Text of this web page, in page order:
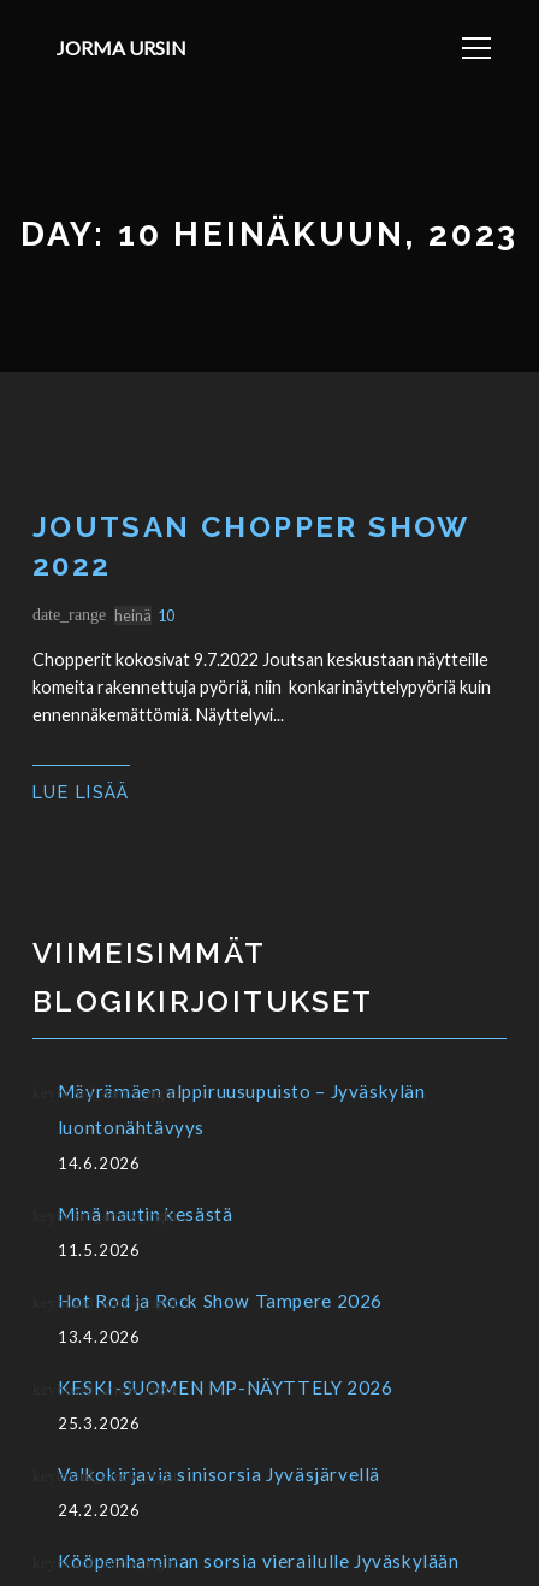
JORMA URSIN
DAY: 10 HEINÄKUUN, 2023
JOUTSAN CHOPPER SHOW
2022
date_range heinä 10
Chopperit kokosivat 9.7.2022 Joutsan keskustaan näytteille
komeita rakennettuja pyöriä, niin konkarinäyttelypyöriä kuin
ennennäkemättömiä. Näyttelyvi...
LUE LISÄÄ
VIIMEISIMMÄT
BLOGIKIRJOITUKSET
Mäyrämäen alppiruusupuisto – Jyväskylän
luontonähtävyys
14.6.2026
Minä nautin kesästä
11.5.2026
Hot Rod ja Rock Show Tampere 2026
13.4.2026
KESKI-SUOMEN MP-NÄYTTELY 2026
25.3.2026
Valkokirjavia sinisorsia Jyväsjärvellä
24.2.2026
Kööpenhaminan sorsia vierailulle Jyväskylään